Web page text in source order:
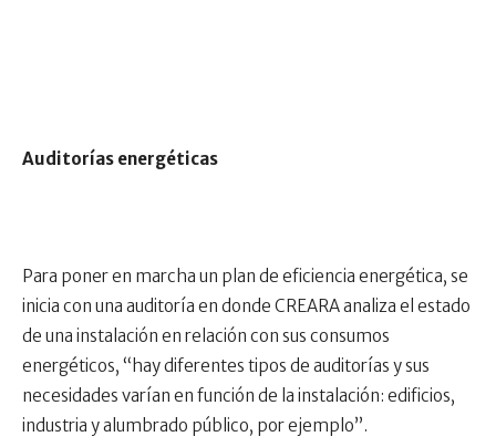
Auditorías energéticas
Para poner en marcha un plan de eficiencia energética, se
inicia con una auditoría en donde CREARA analiza el estado
de una instalación en relación con sus consumos
energéticos, “hay diferentes tipos de auditorías y sus
necesidades varían en función de la instalación: edificios,
industria y alumbrado público, por ejemplo”.